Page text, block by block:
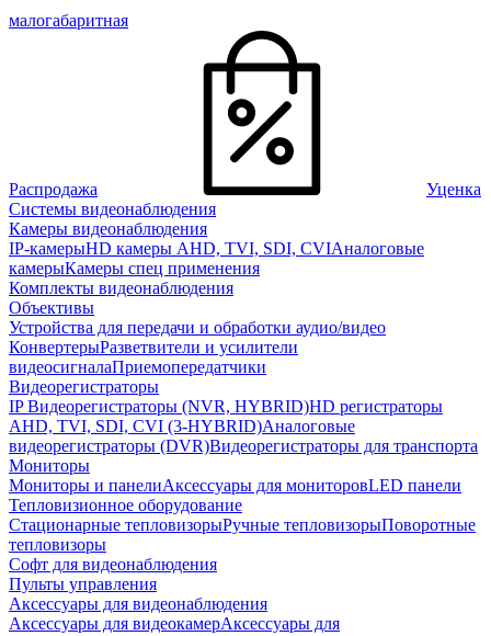
малогабаритная
Распродажа
Уценка
Системы видеонаблюдения
Камеры видеонаблюдения
IP-камерыHD камеры AHD, TVI, SDI, CVIАналоговые
камерыКамеры спец применения
Комплекты видеонаблюдения
Объективы
Устройства для передачи и обработки аудио/видео
КонвертерыРазветвители и усилители
видеосигналаПриемопередатчики
Видеорегистраторы
IP Видеорегистраторы (NVR, HYBRID)HD регистраторы
AHD, TVI, SDI, CVI (3-HYBRID)Аналоговые
видеорегистраторы (DVR)Видеорегистраторы для транспорта
Мониторы
Мониторы и панелиАксессуары для мониторовLED панели
Тепловизионное оборудование
Стационарные тепловизорыРучные тепловизорыПоворотные
тепловизоры
Софт для видеонаблюдения
Пульты управления
Аксессуары для видеонаблюдения
Аксессуары для видеокамерАксессуары для